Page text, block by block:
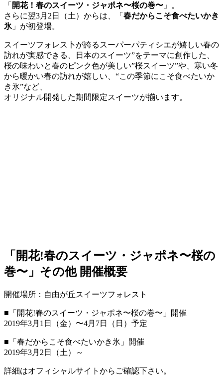
「 開花！春のスイーツ・ジャポネ〜桜の巻〜 」。
さらに翌3月2日（土）からは、「 春だからこそ食べたいかき
氷」が初登場。
スイーツフォレス卜が誇るスーパーパティシエが嬉しい春の
訪れが実感できる、日本のスイーツ”をテーマに創作した、
桜の味わいと春のピンク色が美しい”桜スイーツ”や、寒い冬
から暖かい春の訪れが嬉しい、“この季節にこそ食べたいか
き氷”など、
オリジナル開発した期間限定スイーツが揃います。
「開花!春のスイーツ・ジャポネ〜桜の
巻〜」その他 開催概要
開催場所：自由が丘スイーツフォレスト
■「開花!春のスイーツ・ジャポネ〜桜の巻〜」開催
2019年3月1日（金）〜4月7日（日）予定
■「春だからこそ食べたいかき氷」開催
2019年3月2日（土）～
詳細はオフィシャルサイトからご確認下さい。